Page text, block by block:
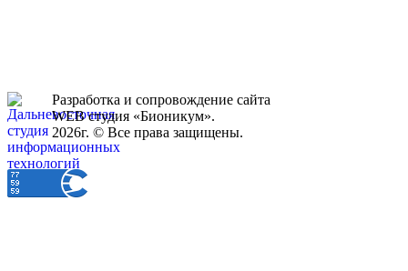
Разработка и сопровождение сайта
WEB студия «Бионикум».
2026г. © Все права защищены.